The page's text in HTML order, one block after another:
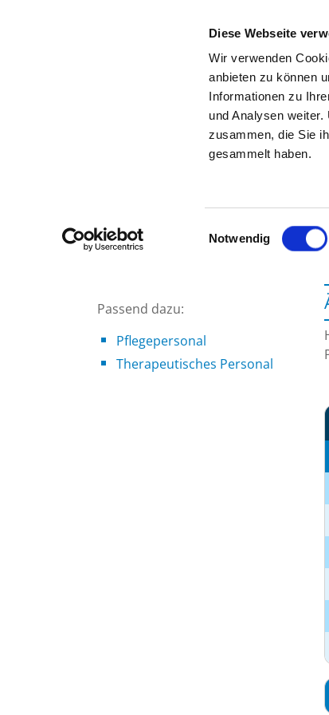
Diese Webseite
Wir verwenden
anbieten zu können
Informationen zu
und Analysen
zusammen, die Sie
gesammelt haben.
Einwilligungsauswahl
Notwendig
Zur Krankenhaus-Startseite
Passend dazu:
Pflegepersonal
Therapeutisches Personal